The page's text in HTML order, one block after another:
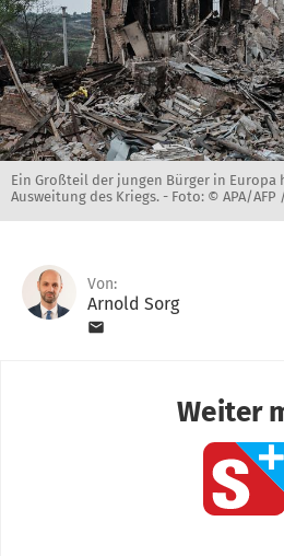
Ein Großteil der jungen Bürger in Europa
Ausweitung des Kriegs. - Foto: © APA/AFP
Von:
Arnold Sorg